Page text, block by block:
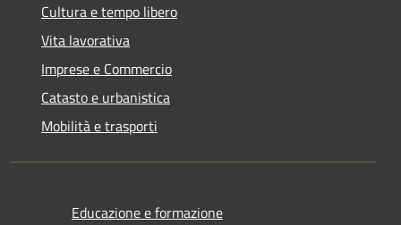
Cultura e tempo libero
Vita lavorativa
Imprese e Commercio
Catasto e urbanistica
Mobilità e trasporti
Educazione e formazione